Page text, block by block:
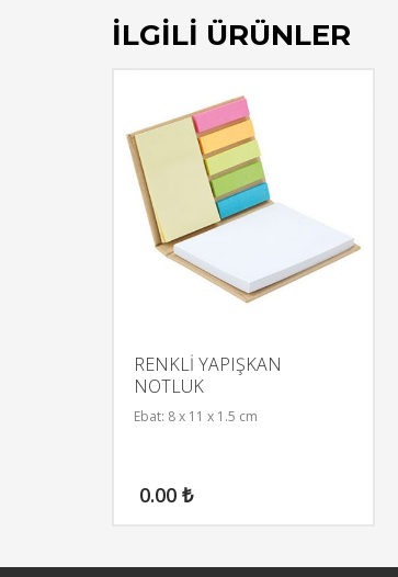
İLGILI ÜRÜNLER
RENKLİ YAPIŞKAN
NOTLUK
Ebat: 8 x 11 x 1.5 cm
0.00 ₺